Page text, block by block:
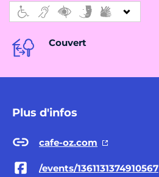
Couvert
Plus d'infos
cafe-oz.com
/events/1361131374910567